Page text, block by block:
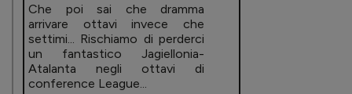
Che poi sai che dramma
arrivare ottavi invece che
settimi... Rischiamo di perderci
un fantastico Jagiellonia-
Atalanta negli ottavi di
conference League...